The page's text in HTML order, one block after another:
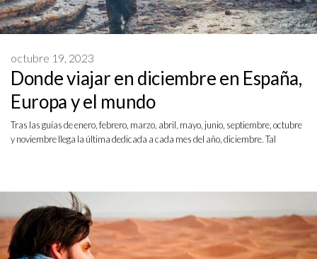
Donde viajar en diciembre en España,
Europa y el mundo
octubre 19, 2023
Tras las guías de enero, febrero, marzo, abril, mayo, junio, septiembre, octubre
y noviembre llega la última dedicada a cada mes del año, diciembre. Tal